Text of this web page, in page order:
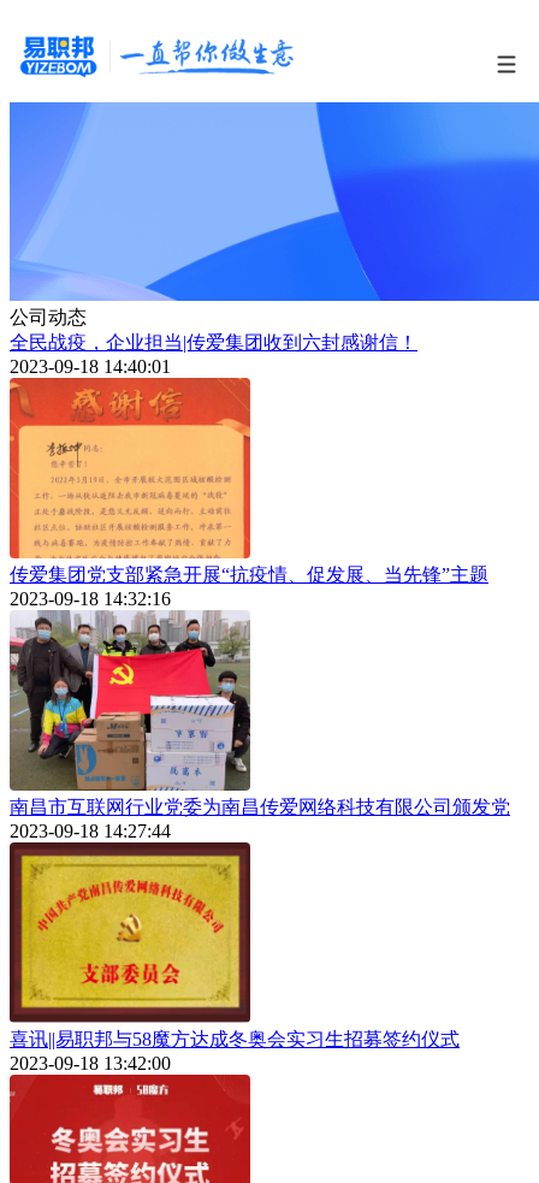
公司动态
全民战疫，企业担当|传爱集团收到六封感谢信！
2023-09-18 14:40:01
传爱集团党支部紧急开展“抗疫情、促发展、当先锋”主题
2023-09-18 14:32:16
南昌市互联网行业党委为南昌传爱网络科技有限公司颁发党
2023-09-18 14:27:44
喜讯||易职邦与58魔方达成冬奥会实习生招募签约仪式
2023-09-18 13:42:00